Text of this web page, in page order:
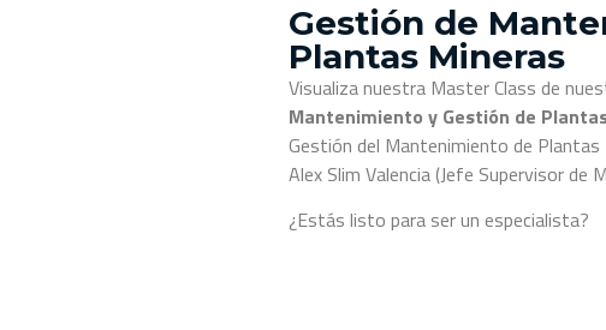
Gestión de
Plantas Mineras
Visualiza nuestra Master Class de
Mantenimiento y Gestión de
Gestión del Mantenimiento de
Alex Slim Valencia (Jefe Supervisor de
¿Estás listo para ser un especialista?